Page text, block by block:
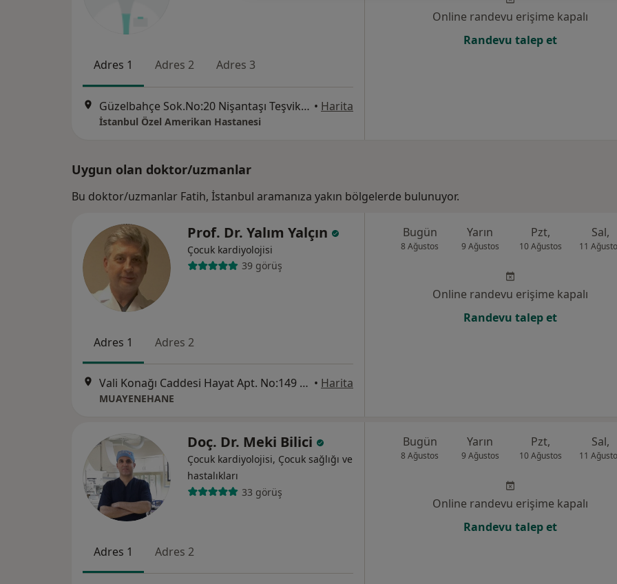
Adres 1 Adres 2 Adres 3
Güzelbahçe Sok.No:20 Nişantaşı Teşvikiye, İstanbul • Harita
İstanbul Özel Amerikan Hastanesi
Online randevu erişime kapalı
Randevu talep et
Uygun olan doktor/uzmanlar
Bu doktor/uzmanlar Fatih, İstanbul aramanıza yakın bölgelerde bulunuyor.
Prof. Dr. Yalım Yalçın
Çocuk kardiyolojisi
39 görüş
Adres 1 Adres 2
Vali Konağı Caddesi Hayat Apt. No:149 Daire 2, İstanbul • Harita
MUAYENEHANE
Bugün
8 Ağustos
Yarın
9 Ağustos
Pzt,
10 Ağustos
Sal,
11
Online randevu erişime kapalı
Randevu talep et
Doç. Dr. Meki Bilici
Çocuk kardiyolojisi, Çocuk sağlığı ve
hastalıkları
33 görüş
Adres 1 Adres 2
Bugün
8 Ağustos
Yarın
9 Ağustos
Pzt,
10 Ağustos
Sal,
11
Online randevu erişime kapalı
Randevu talep et